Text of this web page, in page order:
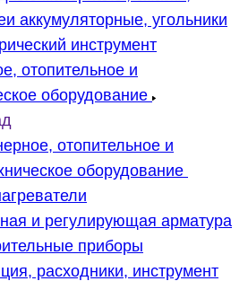
аккумуляторные, угольники
инструмент
отопительное и
оборудование
отопительное и
оборудование
и регулирующая арматура
приборы
расходники, инструмент